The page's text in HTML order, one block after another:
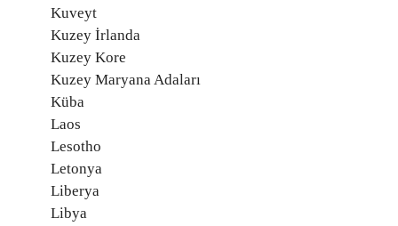
Kuveyt
Kuzey İrlanda
Kuzey Kore
Kuzey Maryana Adaları
Küba
Laos
Lesotho
Letonya
Liberya
Libya